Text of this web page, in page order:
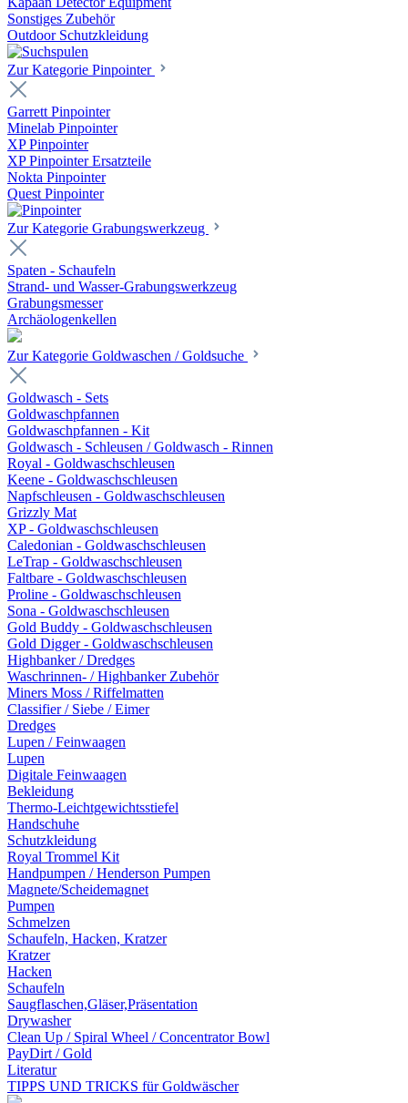
Sonstiges Zubehör
Outdoor Schutzkleidung
Zur Kategorie Pinpointer
Garrett Pinpointer
Minelab Pinpointer
XP Pinpointer
XP Pinpointer Ersatzteile
Nokta Pinpointer
Quest Pinpointer
Zur Kategorie Grabungswerkzeug
Spaten - Schaufeln
Strand- und Wasser-Grabungswerkzeug
Grabungsmesser
Archäologenkellen
Zur Kategorie Goldwaschen / Goldsuche
Goldwasch - Sets
Goldwaschpfannen
Goldwaschpfannen - Kit
Goldwasch - Schleusen / Goldwasch - Rinnen
Royal - Goldwaschschleusen
Keene - Goldwaschschleusen
Napfschleusen - Goldwaschschleusen
Grizzly Mat
XP - Goldwaschschleusen
Caledonian - Goldwaschschleusen
LeTrap - Goldwaschschleusen
Faltbare - Goldwaschschleusen
Proline - Goldwaschschleusen
Sona - Goldwaschschleusen
Gold Buddy - Goldwaschschleusen
Gold Digger - Goldwaschschleusen
Highbanker / Dredges
Waschrinnen- / Highbanker Zubehör
Miners Moss / Riffelmatten
Classifier / Siebe / Eimer
Dredges
Lupen / Feinwaagen
Lupen
Digitale Feinwaagen
Bekleidung
Thermo-Leichtgewichtsstiefel
Handschuhe
Schutzkleidung
Royal Trommel Kit
Handpumpen / Henderson Pumpen
Magnete/Scheidemagnet
Pumpen
Schmelzen
Schaufeln, Hacken, Kratzer
Kratzer
Hacken
Schaufeln
Saugflaschen,Gläser,Präsentation
Drywasher
Clean Up / Spiral Wheel / Concentrator Bowl
PayDirt / Gold
Literatur
TIPPS UND TRICKS für Goldwäscher